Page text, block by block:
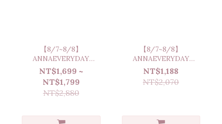
【8/7~8/8】
ANNAEVERYDAY
AQUALUX Sediment
shower Filter
NT$1,699 ~
NT$1,799
NT$2,880
【8/7~8/8】
ANNAEVERYDAY
IMPERIAL ROOT
REVIVE SERUM
NT$1,188
NT$2,070